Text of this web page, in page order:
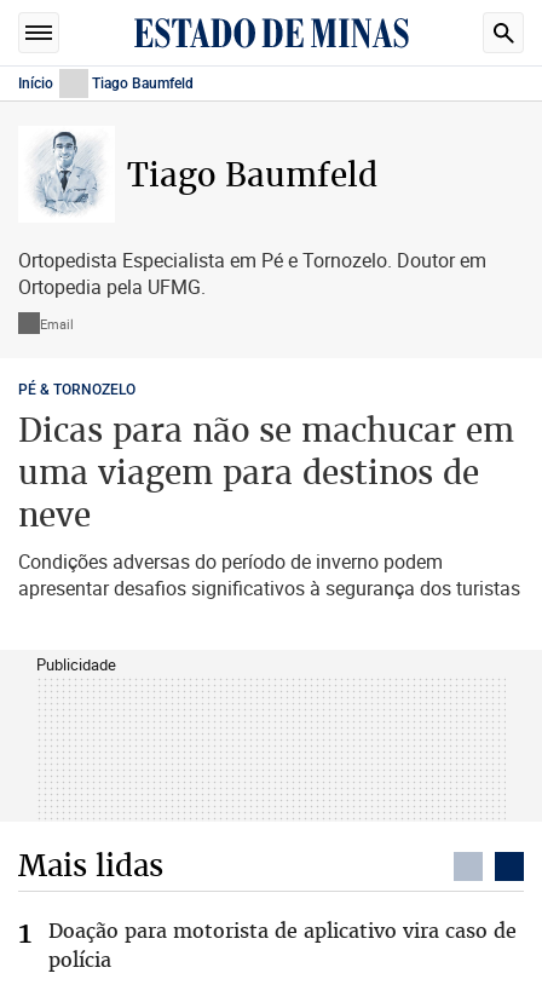
Início Tiago Baumfeld
Tiago Baumfeld
Ortopedista Especialista em Pé e Tornozelo. Doutor em
Ortopedia pela UFMG.
Email
PÉ & TORNOZELO
Dicas para não se machucar em
uma viagem para destinos de
neve
Condições adversas do período de inverno podem
apresentar desafios significativos à segurança dos turistas
Publicidade
Mais lidas
Doação para motorista de aplicativo vira caso de
polícia